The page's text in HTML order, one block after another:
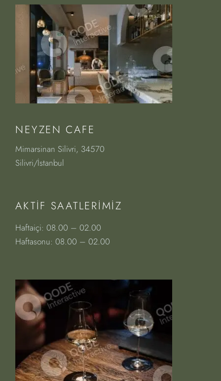
NEYZEN CAFE
Mimarsinan Silivri, 34570
Silivri/İstanbul
AKTIF SAATLERIMIZ
Haftaiçi: 08.00 – 02.00
Haftasonu: 08.00 – 02.00